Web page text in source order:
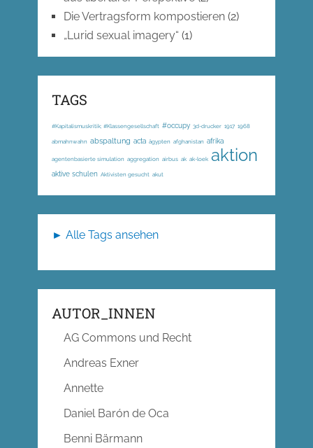
Die Vertragsform kompostieren(2)
„Lurid sexual imagery“ (1)
TAGS
#Kapitalismuskritik; #Klassengesellschaft #occupy 3d-drucker 1917 1968
abmahnwahn abspaltung acta ägypten afghanistan afrika
agentenbasierte simulation aggregation airbus ak ak-loek aktion
aktive schulen Aktivisten gesucht akut
► Alle Tags ansehen
AUTOR_INNEN
AG Commons und Recht
Andreas Exner
Annette
Daniel Barón de Oca
Benni Bärmann